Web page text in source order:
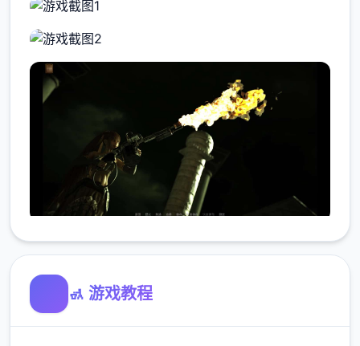
🚮 游戏教程